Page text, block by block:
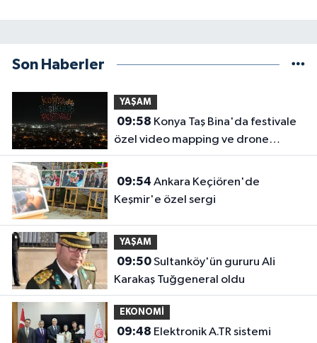
Son Haberler
YAŞAM
09:58
özel video mapping ve drone
gösterisi büyüledi
09:54
Keşmir'e özel sergi
YAŞAM
09:50Sultanköy'ün gururu Ali
Karakaş Tuğgeneral oldu
EKONOMİ
09:48